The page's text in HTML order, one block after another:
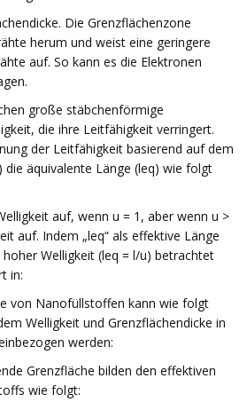
Die Grenzflächenzone
herum und weist eine geringere
auf. So kann es die Elektronen
große stäbchenförmige
die ihre Leitfähigkeit verringert.
der Leitfähigkeit basierend auf dem
die äquivalente Länge (leq) wie folgt
auf, wenn u = 1, aber wenn u >
auf. Indem „leq“ als effektive Länge
Welligkeit (leq = l/u) betrachtet
in:
von Nanofüllstoffen kann wie folgt
Welligkeit und Grenzflächendicke in
werden:
Grenzfläche bilden den effektiven
wie folgt: